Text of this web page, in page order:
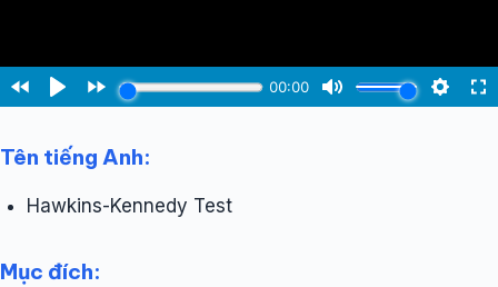
Tên tiếng Anh:
Hawkins-Kennedy Test
Mục đích: